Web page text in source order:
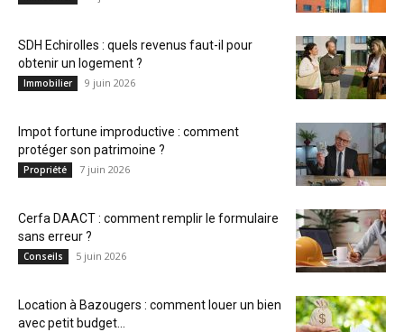
SDH Echirolles : quels revenus faut-il pour
obtenir un logement ?
Immobilier 9 juin 2026
Impot fortune improductive : comment
protéger son patrimoine ?
Propriété 7 juin 2026
Cerfa DAACT : comment remplir le formulaire
sans erreur ?
Conseils 5 juin 2026
Location à Bazougers : comment louer un bien
avec petit budget...